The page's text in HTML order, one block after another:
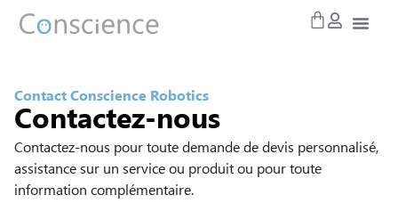
Contact Conscience Robotics
Contactez-nous
Contactez-nous pour toute demande de devis personnalisé,
assistance sur un service ou produit ou pour toute
information complémentaire.